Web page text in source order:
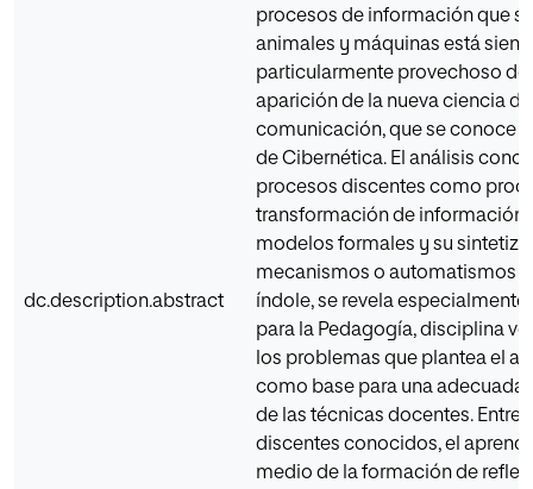
dc.description.abstract
procesos de información que
animales y máquinas está
particularmente provechoso
aparición de la nueva ciencia
comunicación, que se conoce
de Cibernética. El análisis
procesos discentes como
transformación de información
modelos formales y su
mecanismos o automatismos
índole, se revela especialmente
para la Pedagogía, disciplina
los problemas que plantea el
como base para una adecuada
de las técnicas docentes. Entre
discentes conocidos, el
medio de la formación de